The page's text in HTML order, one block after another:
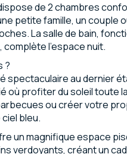
de 2 chambres
petite famille, un couple
La salle de bain,
l’espace nuit.
?
spectaculaire au dernier
où profiter du soleil toute
ou créer votre
bleu.
un magnifique espace
verdoyants, créant un